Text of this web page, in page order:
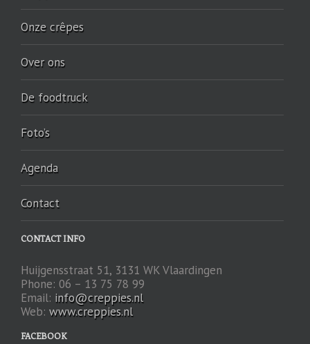
Onze crêpes
Over ons
De foodtruck
Foto’s
Agenda
Contact
CONTACT INFO
Huijgensstraat 51, 3131 WK Vlaardingen
Phone: 06 – 13 75 78 99
Email: info@creppies.nl
Web: www.creppies.nl
FACEBOOK